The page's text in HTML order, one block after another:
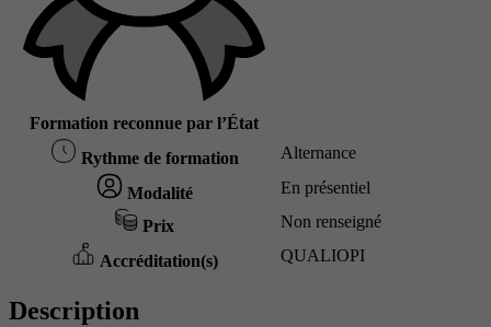
Formation reconnue par l’État
Rythme de formation Alternance
Modalité En présentiel
Prix Non renseigné
Accréditation(s) QUALIOPI
Description